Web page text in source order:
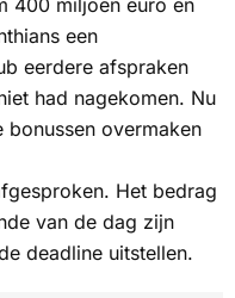
een
eerdere afspraken
had nagekomen. Nu
overmaken
Het bedrag
van de dag zijn
deadline uitstellen.